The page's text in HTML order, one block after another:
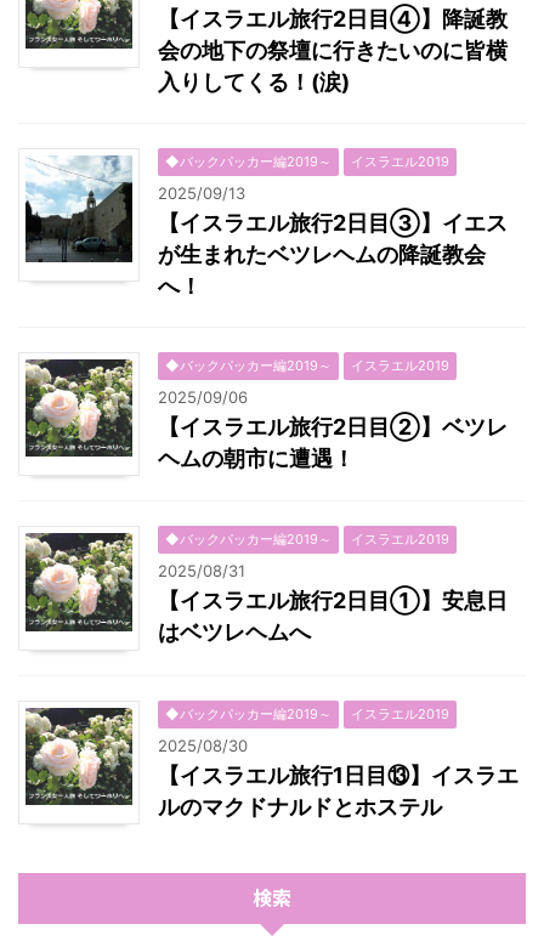
【イスラエル旅行2日目④】降誕教
会の地下の祭壇に行きたいのに皆横
入りしてくる！(涙)
◆バックパッカー編2019～ イスラエル2019
2025/09/13
【イスラエル旅行2日目③】イエス
が生まれたベツレヘムの降誕教会
へ！
◆バックパッカー編2019～ イスラエル2019
2025/09/06
【イスラエル旅行2日目②】ベツレ
ヘムの朝市に遭遇！
◆バックパッカー編2019～ イスラエル2019
2025/08/31
【イスラエル旅行2日目①】安息日
はベツレヘムへ
◆バックパッカー編2019～ イスラエル2019
2025/08/30
【イスラエル旅行1日目⑬】イスラエ
ルのマクドナルドとホステル
検索